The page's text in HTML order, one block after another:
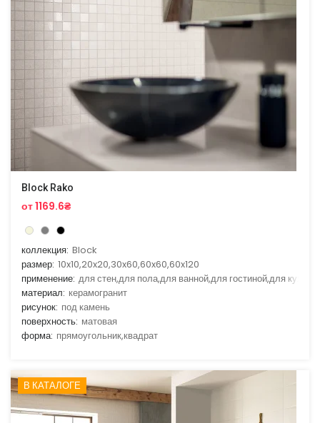
Block Rako
от 1169.6₴
коллекция: Block
размер: 10x10,20x20,30x60,60x60,60x120
применение: для стен,для пола,для ванной,для гостиной,для кухни
материал: керамогранит
рисунок: под камень
поверхность: матовая
форма: прямоугольник,квадрат
В КАТАЛОГЕ